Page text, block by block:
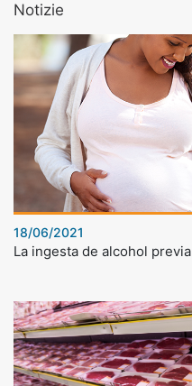
Notizie
18/06/2021
La ingesta de alcohol